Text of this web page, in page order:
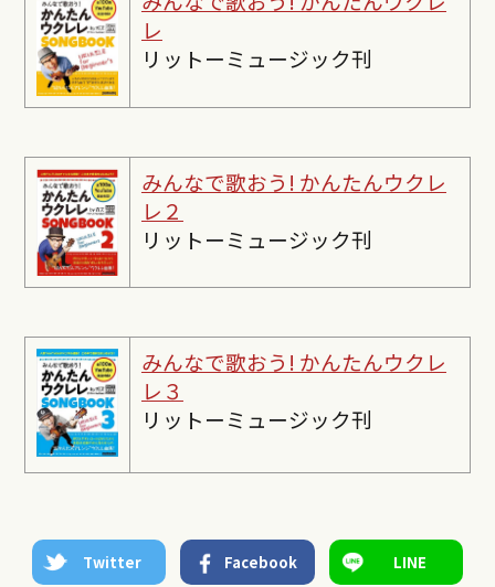
レ
リットーミュージック刊
みんなで歌おう! かんたんウクレ
レ２
リットーミュージック刊
みんなで歌おう! かんたんウクレ
レ３
リットーミュージック刊
Twitter Facebook LINE